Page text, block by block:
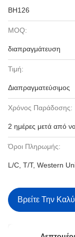
BH126
MOQ:
διαπραγμάτευση
Τιμή:
Διαπραγματεύσιμος
Χρόνος Παράδοσης:
2 ημέρες μετά από
Όροι Πληρωμής:
L/C, T/T, Western
Βρείτε Την